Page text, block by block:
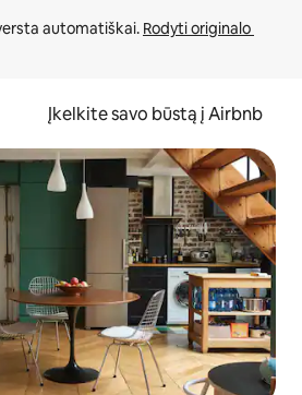
automatiškai. Rodyti originalo
Įkelkite savo būstą į Airbnb